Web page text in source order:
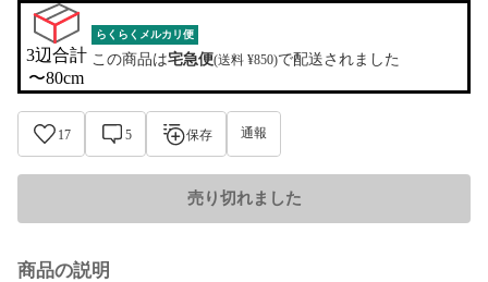
3辺合計
〜80cm
らくらくメルカリ便
この商品は宅急便(送料 ¥850)で配送されました
17 5 保存 通報
売り切れました
商品の説明